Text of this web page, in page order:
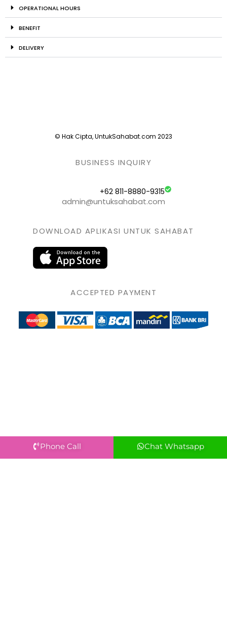
OPERATIONAL HOURS
BENEFIT
DELIVERY
© Hak Cipta, UntukSahabat.com 2023
BUSINESS INQUIRY
+62 811-8880-9315
admin@untuksahabat.com
DOWNLOAD APLIKASI UNTUK SAHABAT
ACCEPTED PAYMENT
Phone Call Chat Whatsapp